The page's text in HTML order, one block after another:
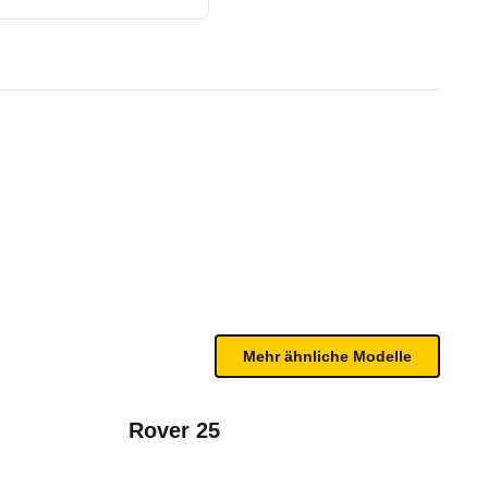
sind, entnehmen Sie bitte dem Rückruf, da
Rover 25
Mehr ähnliche Modelle